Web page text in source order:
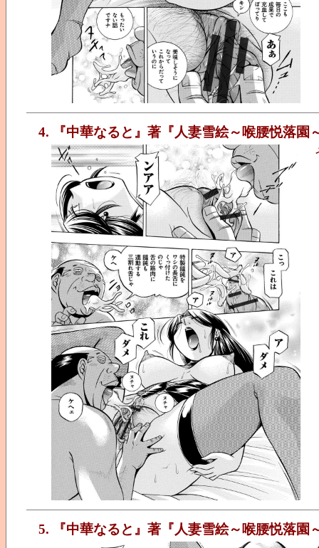
4. 『中華なると』著『人妻雪絵～喉腰悦落園
5. 『中華なると』著『人妻雪絵～喉腰悦落園